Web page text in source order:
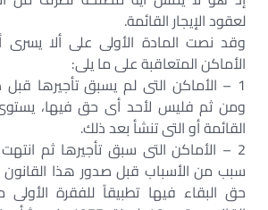
لعقود الإيجار القائمة.
وقد نصت المادة الأولى على ألا يسرى
الأماكن المتعاقبة على ما يلى:
1 – الأماكن التى لم يسبق تأجيرها
ومن ثم فليس لأحد أى حق فيها،
القائمة أو التى تنشأ بعد ذلك.
2 – الأماكن التى سبق تأجيرها ثم
سبب من الأسباب قبل صدور هذا